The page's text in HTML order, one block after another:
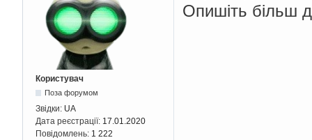
Користувач
Поза форумом
Звідки: UA
Дата реєстрації: 17.01.2020
Повідомлень: 1 222
Опишіть більш